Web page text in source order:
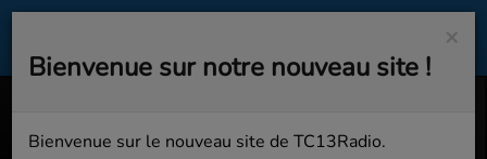
ARKINS
×
Bienvenue sur notre nouveau site !
Bienvenue sur le nouveau site de TC13Radio.